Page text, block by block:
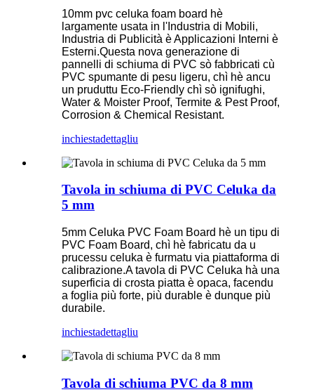
10mm pvc celuka foam board hè
largamente usata in l'Industria di Mobili,
Industria di Publicità è Applicazioni Interni è
Esterni.Questa nova generazione di
pannelli di schiuma di PVC sò fabbricati cù
PVC spumante di pesu ligeru, chì hè ancu
un pruduttu Eco-Friendly chì sò ignifughi,
Water & Moister Proof, Termite & Pest Proof,
Corrosion & Chemical Resistant.
inchiestadettagliu
Tavola in schiuma di PVC Celuka da
5 mm
5mm Celuka PVC Foam Board hè un tipu di
PVC Foam Board, chì hè fabricatu da u
prucessu celuka è furmatu via piattaforma di
calibrazione.A tavola di PVC Celuka hà una
superficia di crosta piatta è opaca, facendu
a foglia più forte, più durable è dunque più
durabile.
inchiestadettagliu
Tavola di schiuma PVC da 8 mm